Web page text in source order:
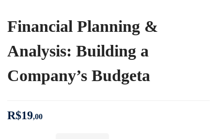
Financial Planning &
Analysis: Building a
Company’s Budgeta
R$19,00